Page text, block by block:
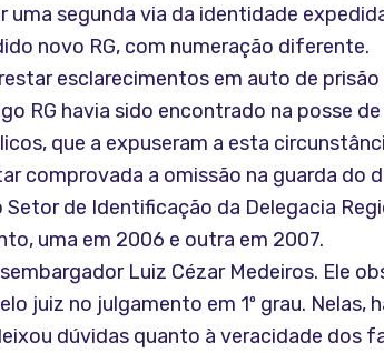
segunda via da identidade
novo RG, com numeração diferente.
esclarecimentos em auto de
RG havia sido encontrado na posse
que a expuseram a esta
comprovada a omissão na guarda do
de Identificação da Delegacia
uma em 2006 e outra em 2007.
Luiz Cézar Medeiros. Ele
juiz no julgamento em 1º grau.
dúvidas quanto à veracidade dos